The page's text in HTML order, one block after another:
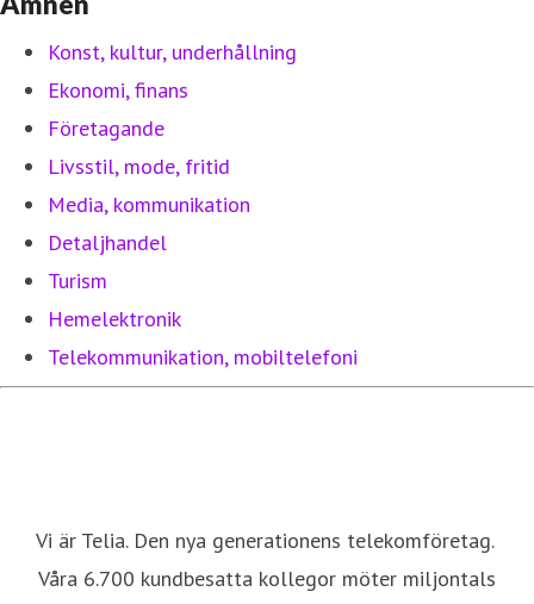
Konst, kultur, underhållning
Ekonomi, finans
Företagande
Livsstil, mode, fritid
Media, kommunikation
Detaljhandel
Turism
Hemelektronik
Telekommunikation, mobiltelefoni
Vi är Telia. Den nya generationens telekomföretag.
Våra 6.700 kundbesatta kollegor möter miljontals